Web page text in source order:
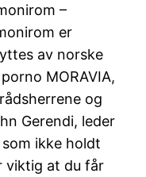
–
er
av norske
MORAVIA,
og
Gerendi, leder
ikke holdt
viktig at du får